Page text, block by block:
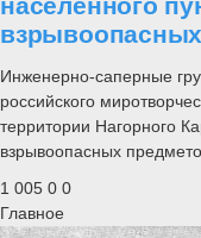
населенного
Инженерно-саперные
российского
территории Нагорного
взрывоопасных
1 005 0 0
Главное